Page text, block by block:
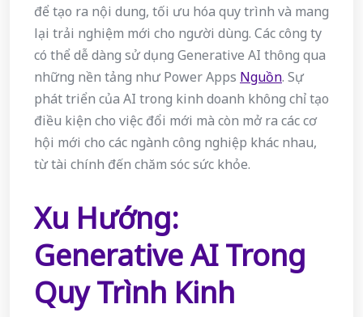
để tạo ra nội dung, tối ưu hóa quy trình và mang
lại trải nghiệm mới cho người dùng. Các công ty
có thể dễ dàng sử dụng Generative AI thông qua
những nền tảng như Power Apps Nguồn. Sự
phát triển của AI trong kinh doanh không chỉ tạo
điều kiện cho việc đổi mới mà còn mở ra các cơ
hội mới cho các ngành công nghiệp khác nhau,
từ tài chính đến chăm sóc sức khỏe.
Xu Hướng:
Generative AI Trong
Quy Trình Kinh